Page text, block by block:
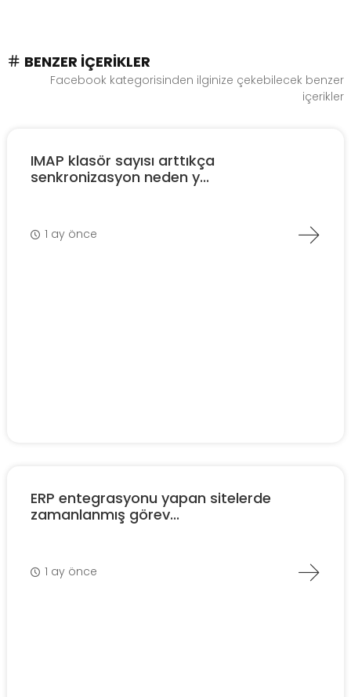
BENZER İÇERIKLER
Facebook kategorisinden ilginize çekebilecek benzer
içerikler
IMAP klasör sayısı arttıkça
senkronizasyon neden y...
1 ay önce
ERP entegrasyonu yapan sitelerde
zamanlanmış görev...
1 ay önce